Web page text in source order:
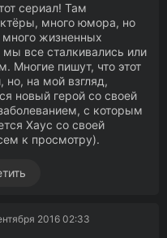
сериал! Там
много юмора, но
много жизненных
все сталкивались или
Многие пишут, что этот
но, на мой взгляд,
новый герой со своей
с которым
Хаус со своей
к просмотру).
2016 02:33